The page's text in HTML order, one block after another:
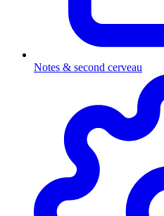
Notes & second cerveau